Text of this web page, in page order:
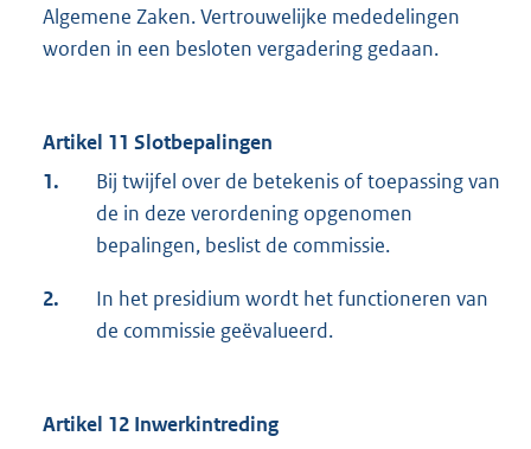
Algemene Zaken. Vertrouwelijke mededelingen
worden in een besloten vergadering gedaan.
Artikel 11 Slotbepalingen
1.
Bij twijfel over de betekenis of toepassing van
de in deze verordening opgenomen
bepalingen, beslist de commissie.
2.
In het presidium wordt het functioneren van
de commissie geëvalueerd.
Artikel 12 Inwerkintreding